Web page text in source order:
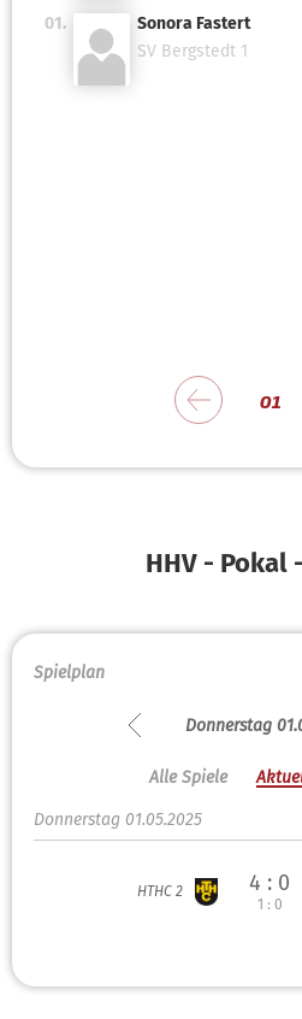
01.
Sonora Fastert
SV Bergstedt 1
01
HHV - Pokal
Spielplan
Donnerstag
Alle Spiele
Donnerstag 01.05.2025
HTHC 2 4 : 0
1 : 0